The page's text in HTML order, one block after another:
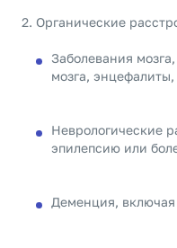
Органические
Заболевания
мозга,
Неврологические
эпилепсию или
Деменция, включая